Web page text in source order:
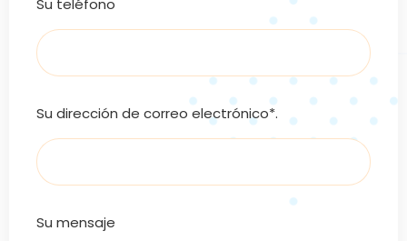
Su teléfono
Su dirección de correo electrónico*.
Su mensaje